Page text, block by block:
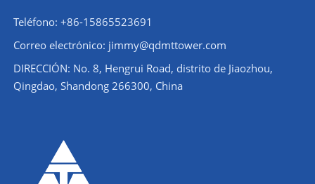
Teléfono: +86-15865523691
Correo electrónico: jimmy@qdmttower.com
DIRECCIÓN: No. 8, Hengrui Road, distrito de Jiaozhou,
Qingdao, Shandong 266300, China